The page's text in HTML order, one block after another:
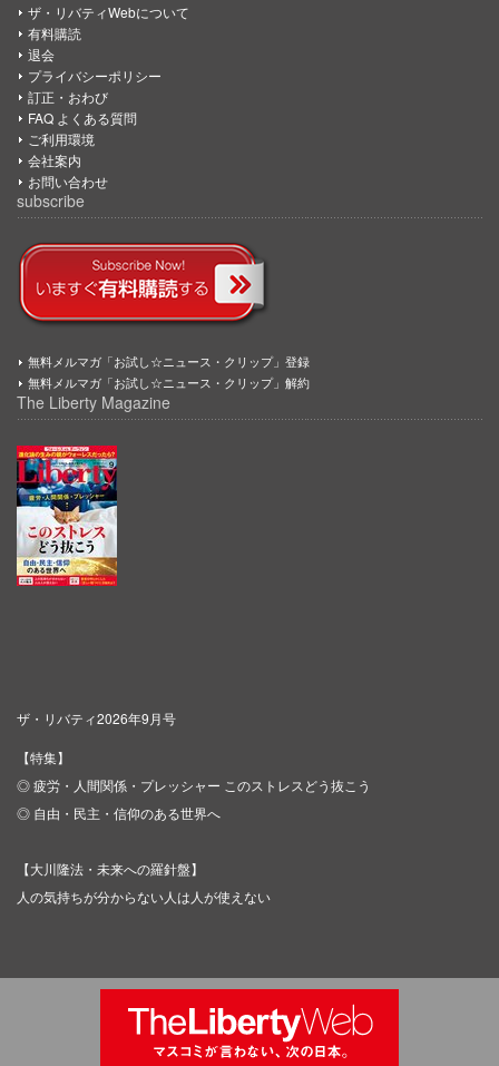
ザ・リバティWebについて
有料購読
退会
プライバシーポリシー
訂正・おわび
FAQ よくある質問
ご利用環境
会社案内
お問い合わせ
subscribe
無料メルマガ「お試し☆ニュース・クリップ」登録
無料メルマガ「お試し☆ニュース・クリップ」解約
The Liberty Magazine
ザ・リバティ2026年9月号
【特集】
◎ 疲労・人間関係・プレッシャー このストレスどう抜こう
◎ 自由・民主・信仰のある世界へ
【大川隆法・未来への羅針盤】
人の気持ちが分からない人は人が使えない